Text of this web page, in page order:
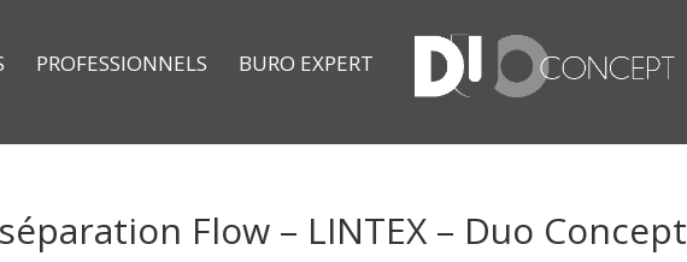
PROFESSIONNELS BURO EXPERT
Flow – LINTEX – Duo Concept